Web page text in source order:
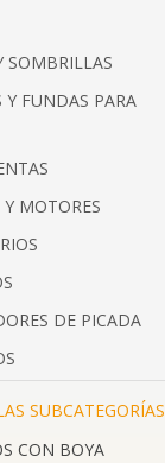
SOMBRILLAS
Y FUNDAS PARA
Y MOTORES
DE PICADA
SUBCATEGORÍAS
CON BOYA